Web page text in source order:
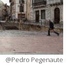
@Pedro Pegenaute